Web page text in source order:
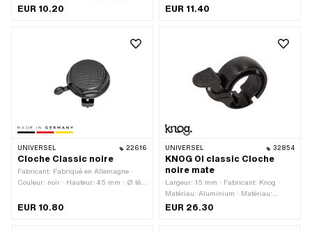
Hauteur: 30 mm · Ø tête extérieure: 55
EUR 10.20
mm
EUR 11.40
UNIVERSEL 22616
Cloche Classic noire
Fabricant: Fabriqué en Allemagne ·
Couleur: noir · Hauteur: 45 mm · Ø tête
EUR 10.80
UNIVERSEL 32854
KNOG OI classic Cloche
noire mate
Largeur: 15 mm · Fabricant: Knog ·
Matériau: Aluminium · Matériau:
Plastique · Surface: anodisé · Couleur:
EUR 26.30